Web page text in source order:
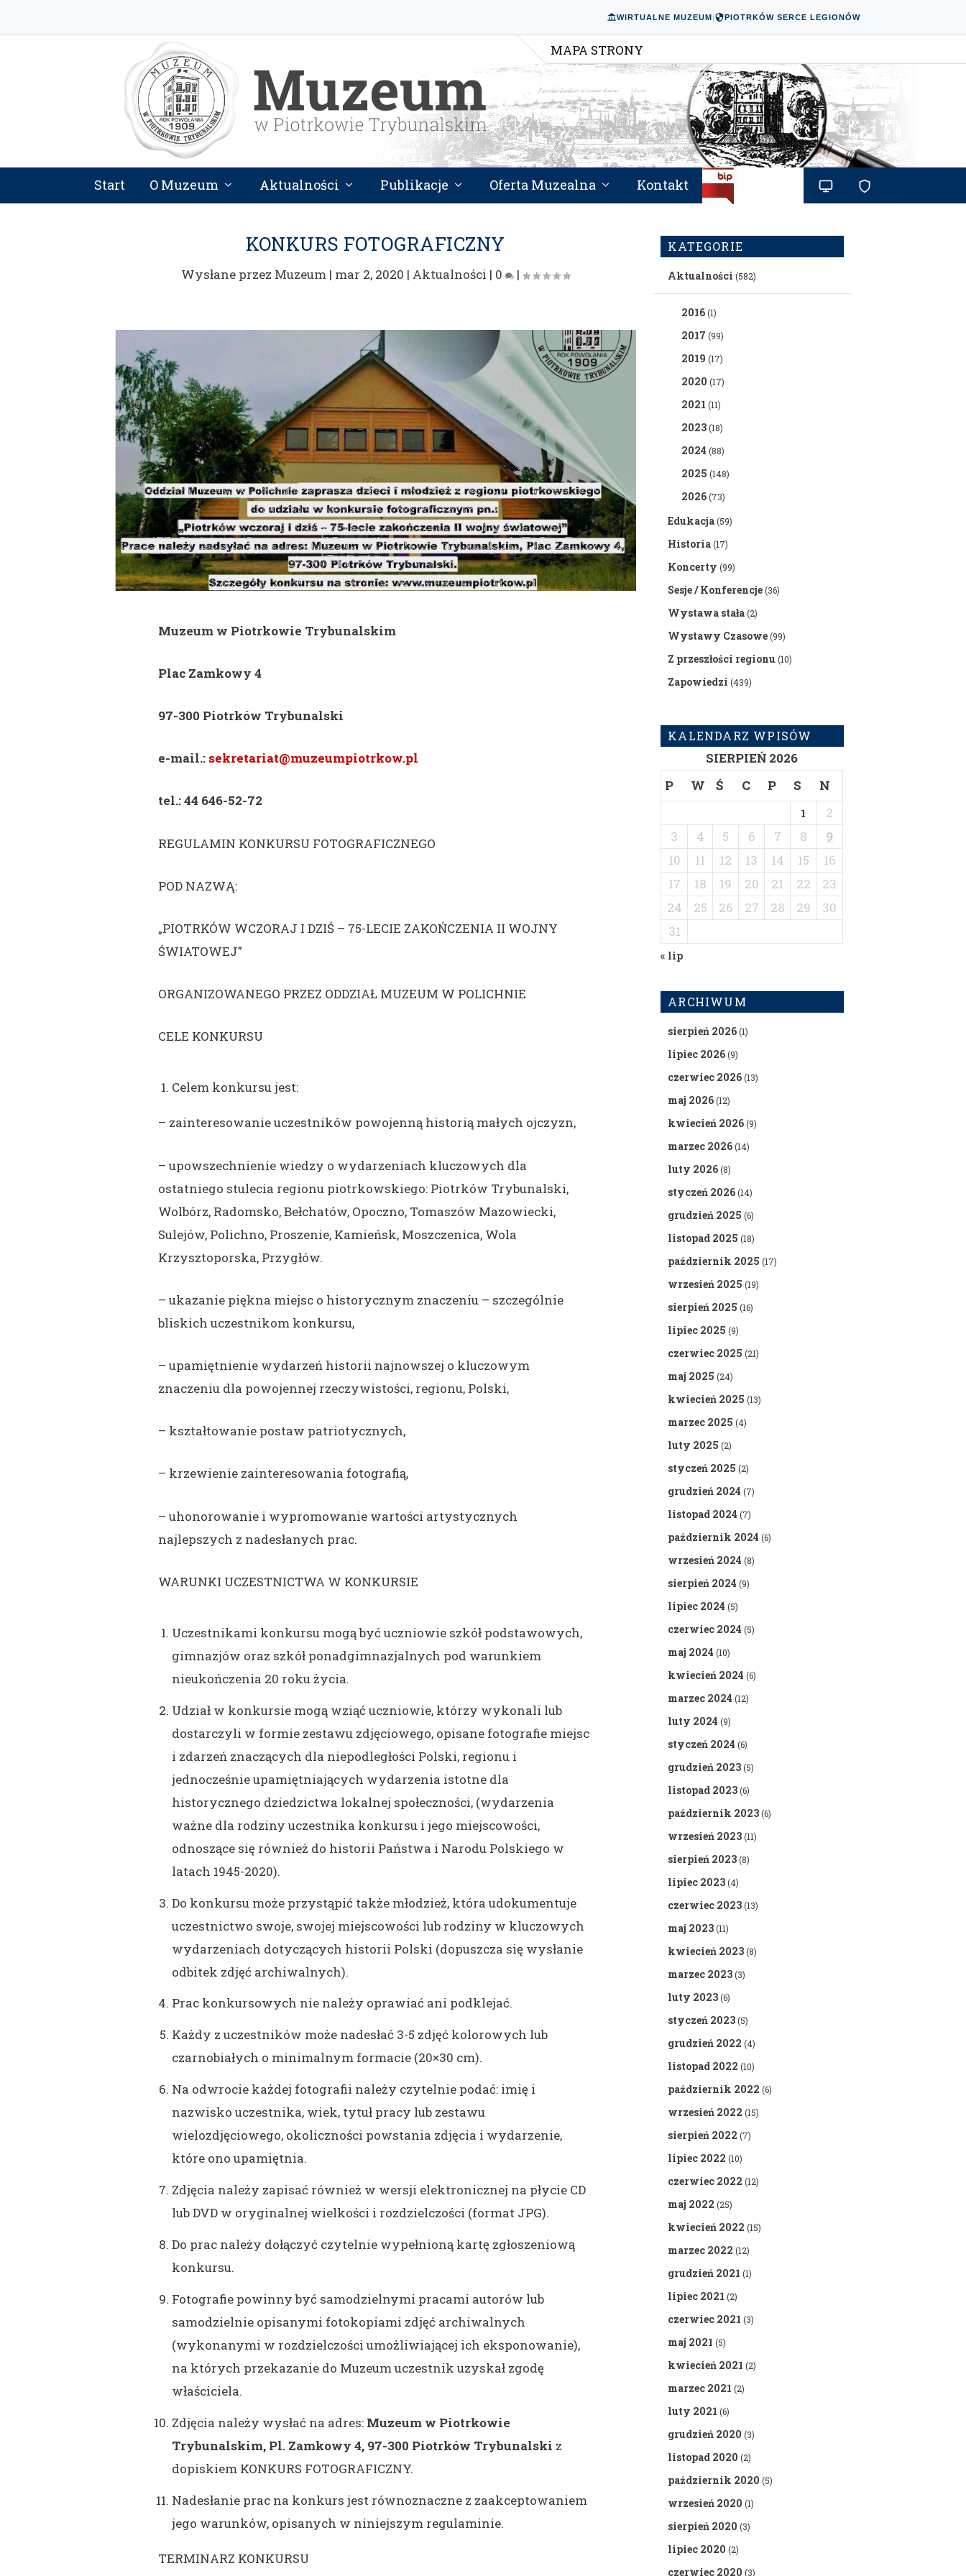
WIRTUALNE MUZEUM| PIOTRKÓW SERCE LEGIONÓW
MAPA STRONY
Start O Muzeum Aktualności Publikacje Oferta Muzealna Kontakt
KONKURS FOTOGRAFICZNY
Wysłane przez Muzeum | mar 2, 2020 | Aktualności | 0 |
Muzeum w Piotrkowie Trybunalskim
Plac Zamkowy 4
97-300 Piotrków Trybunalski
e-mail.: sekretariat@muzeumpiotrkow.pl
tel.: 44 646-52-72
REGULAMIN KONKURSU FOTOGRAFICZNEGO
POD NAZWĄ:
„PIOTRKÓW WCZORAJ I DZIŚ – 75-LECIE ZAKOŃCZENIA II WOJNY
ŚWIATOWEJ”
ORGANIZOWANEGO PRZEZ ODDZIAŁ MUZEUM W POLICHNIE
CELE KONKURSU
Celem konkursu jest:
– zainteresowanie uczestników powojenną historią małych ojczyzn,
– upowszechnienie wiedzy o wydarzeniach kluczowych dla
ostatniego stulecia regionu piotrkowskiego: Piotrków Trybunalski,
Wolbórz, Radomsko, Bełchatów, Opoczno, Tomaszów Mazowiecki,
Sulejów, Polichno, Proszenie, Kamieńsk, Moszczenica, Wola
Krzysztoporska, Przygłów.
– ukazanie piękna miejsc o historycznym znaczeniu – szczególnie
bliskich uczestnikom konkursu,
– upamiętnienie wydarzeń historii najnowszej o kluczowym
znaczeniu dla powojennej rzeczywistości, regionu, Polski,
– kształtowanie postaw patriotycznych,
– krzewienie zainteresowania fotografią,
– uhonorowanie i wypromowanie wartości artystycznych
najlepszych z nadesłanych prac.
WARUNKI UCZESTNICTWA W KONKURSIE
Uczestnikami konkursu mogą być uczniowie szkół podstawowych,
gimnazjów oraz szkół ponadgimnazjalnych pod warunkiem
nieukończenia 20 roku życia.
Udział w konkursie mogą wziąć uczniowie, którzy wykonali lub
dostarczyli w formie zestawu zdjęciowego, opisane fotografie miejsc
i zdarzeń znaczących dla niepodległości Polski, regionu i
jednocześnie upamiętniających wydarzenia istotne dla
historycznego dziedzictwa lokalnej społeczności, (wydarzenia
ważne dla rodziny uczestnika konkursu i jego miejscowości,
odnoszące się również do historii Państwa i Narodu Polskiego w
latach 1945-2020).
Do konkursu może przystąpić także młodzież, która udokumentuje
uczestnictwo swoje, swojej miejscowości lub rodziny w kluczowych
wydarzeniach dotyczących historii Polski (dopuszcza się wysłanie
odbitek zdjęć archiwalnych).
Prac konkursowych nie należy oprawiać ani podklejać.
Każdy z uczestników może nadesłać 3-5 zdjęć kolorowych lub
czarnobiałych o minimalnym formacie (20×30 cm).
Na odwrocie każdej fotografii należy czytelnie podać: imię i
nazwisko uczestnika, wiek, tytuł pracy lub zestawu
wielozdjęciowego, okoliczności powstania zdjęcia i wydarzenie,
które ono upamiętnia.
Zdjęcia należy zapisać również w wersji elektronicznej na płycie CD
lub DVD w oryginalnej wielkości i rozdzielczości (format JPG).
Do prac należy dołączyć czytelnie wypełnioną kartę zgłoszeniową
konkursu.
Fotografie powinny być samodzielnymi pracami autorów lub
samodzielnie opisanymi fotokopiami zdjęć archiwalnych
(wykonanymi w rozdzielczości umożliwiającej ich eksponowanie),
na których przekazanie do Muzeum uczestnik uzyskał zgodę
właściciela.
Zdjęcia należy wysłać na adres: Muzeum w Piotrkowie
Trybunalskim, Pl. Zamkowy 4, 97-300 Piotrków Trybunalski z
dopiskiem KONKURS FOTOGRAFICZNY.
Nadesłanie prac na konkurs jest równoznaczne z zaakceptowaniem
jego warunków, opisanych w niniejszym regulaminie.
TERMINARZ KONKURSU
KATEGORIE
Aktualności (582)
2016(1)
2017 (99)
2019 (17)
2020 (17)
2021 (11)
2023(18)
2024 (88)
2025 (148)
2026(73)
Edukacja(59)
Historia(17)
Koncerty (99)
Sesje / Konferencje(36)
Wystawa stała(2)
Wystawy Czasowe(99)
Z przeszłości regionu(10)
Zapowiedzi (439)
KALENDARZ WPISÓW
SIERPIEŃ 2026
P
W Ś C P S N
1
2
3
4 5 6 7 8
9
10
11 12 13 14 15
16
17
18 19 20 21 22
23
24
25 26 27 28 29
30
31
« lip
ARCHIWUM
sierpień 2026(1)
lipiec 2026(9)
czerwiec 2026(13)
maj 2026(12)
kwiecień 2026(9)
marzec 2026(14)
luty 2026(8)
styczeń 2026(14)
grudzień 2025 (6)
listopad 2025 (18)
październik 2025 (17)
wrzesień 2025 (19)
sierpień 2025 (16)
lipiec 2025 (9)
czerwiec 2025 (21)
maj 2025 (24)
kwiecień 2025 (13)
marzec 2025 (4)
luty 2025 (2)
styczeń 2025 (2)
grudzień 2024 (7)
listopad 2024 (7)
październik 2024 (6)
wrzesień 2024 (8)
sierpień 2024 (9)
lipiec 2024 (5)
czerwiec 2024 (5)
maj 2024 (10)
kwiecień 2024 (6)
marzec 2024 (12)
luty 2024 (9)
styczeń 2024 (6)
grudzień 2023(5)
listopad 2023(6)
październik 2023(6)
wrzesień 2023(11)
sierpień 2023(8)
lipiec 2023(4)
czerwiec 2023(13)
maj 2023(11)
kwiecień 2023(8)
marzec 2023(3)
luty 2023(6)
styczeń 2023(5)
grudzień 2022 (4)
listopad 2022 (10)
październik 2022 (6)
wrzesień 2022 (15)
sierpień 2022 (7)
lipiec 2022 (10)
czerwiec 2022 (12)
maj 2022 (25)
kwiecień 2022 (15)
marzec 2022 (12)
grudzień 2021 (1)
lipiec 2021 (2)
czerwiec 2021 (3)
maj 2021 (5)
kwiecień 2021 (2)
marzec 2021 (2)
luty 2021 (6)
grudzień 2020 (3)
listopad 2020 (2)
październik 2020 (5)
wrzesień 2020 (1)
sierpień 2020 (3)
lipiec 2020 (2)
czerwiec 2020 (3)